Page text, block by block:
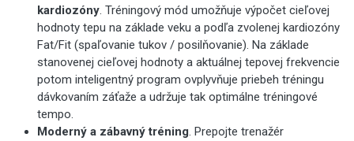
kardiozóny. Tréningový mód umožňuje výpočet cieľovej
hodnoty tepu na základe veku a podľa zvolenej kardiozóny
Fat/Fit (spaľovanie tukov / posilňovanie). Na základe
stanovenej cieľovej hodnoty a aktuálnej tepovej frekvencie
potom inteligentný program ovplyvňuje priebeh tréningu
dávkovaním záťaže a udržuje tak optimálne tréningové
tempo.
Moderný a zábavný tréning. Prepojte trenažér